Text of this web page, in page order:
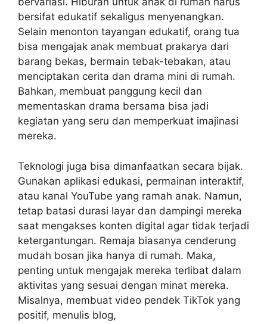
bersifat edukatif sekaligus menyenangkan.
Selain menonton tayangan edukatif, orang tua
bisa mengajak anak membuat prakarya dari
barang bekas, bermain tebak-tebakan, atau
menciptakan cerita dan drama mini di rumah.
Bahkan, membuat panggung kecil dan
mementaskan drama bersama bisa jadi
kegiatan yang seru dan memperkuat imajinasi
mereka.
Teknologi juga bisa dimanfaatkan secara bijak.
Gunakan aplikasi edukasi, permainan interaktif,
atau kanal YouTube yang ramah anak. Namun,
tetap batasi durasi layar dan dampingi mereka
saat mengakses konten digital agar tidak terjadi
ketergantungan. Remaja biasanya cenderung
mudah bosan jika hanya di rumah. Maka,
penting untuk mengajak mereka terlibat dalam
aktivitas yang sesuai dengan minat mereka.
Misalnya, membuat video pendek TikTok yang
positif, menulis blog,